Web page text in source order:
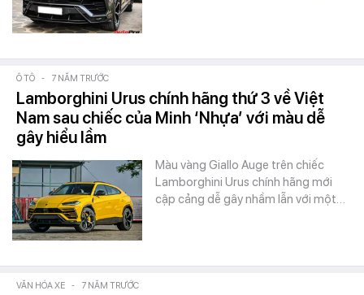
Ô TÔ - 7 NĂM TRƯỚC
Lamborghini Urus chính hãng thứ 3 về Việt
Nam sau chiếc của Minh ‘Nhựa’ với màu dễ
gây hiểu lầm
Màu vàng Giallo Auge trên chiếc
Lamborghini Urus chính hãng mới
cập cảng dễ gây nhầm lẫn với một…
VĂN HÓA XE - 7 NĂM TRƯỚC